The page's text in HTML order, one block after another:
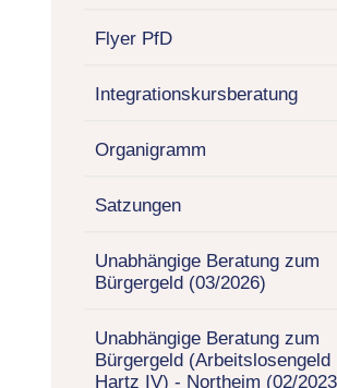
Flyer PfD
Integrationskursberatung
Organigramm
Satzungen
Unabhängige Beratung zum
Bürgergeld (03/2026)
Unabhängige Beratung zum
Bürgergeld (Arbeitslosengeld
Hartz IV) - Northeim (02/